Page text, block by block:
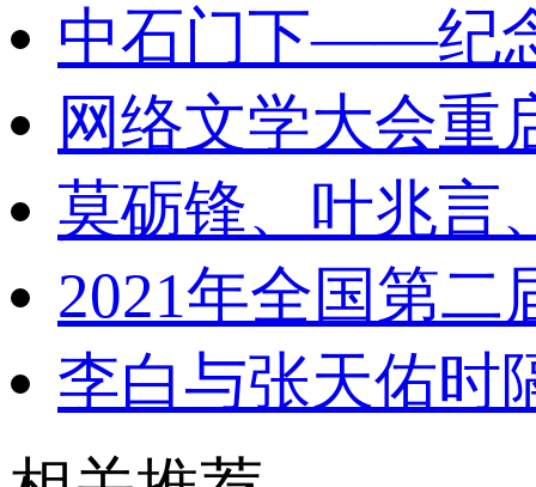
中石门下——纪
网络文学大会重
莫砺锋、叶兆言
2021年全国第
李白与张天佑时